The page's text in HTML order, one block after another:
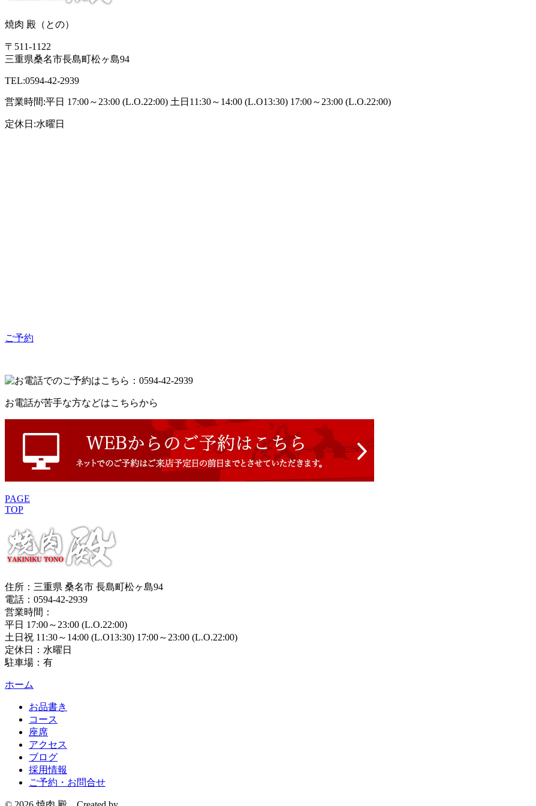
焼肉 殿（との）
〒511-1122
三重県桑名市長島町松ヶ島94
TEL:0594-42-2939
営業時間:平日 17:00～23:00 (L.O.22:00) 土日11:30～14:00 (L.O13:30) 17:00～23:00 (L.O.22:00)
定休日:水曜日
ご予約
お電話が苦手な方などはこちらから
PAGE
TOP
住所：三重県 桑名市 長島町松ヶ島94
電話：0594-42-2939
営業時間：
平日 17:00～23:00 (L.O.22:00)
土日祝 11:30～14:00 (L.O13:30) 17:00～23:00 (L.O.22:00)
定休日：水曜日
駐車場：有
ホーム
お品書き
コース
座席
アクセス
ブログ
採用情報
ご予約・お問合せ